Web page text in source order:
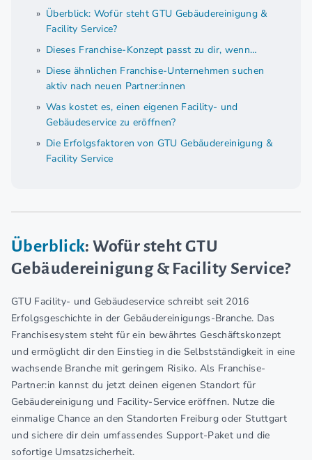
Überblick: Wofür steht GTU Gebäudereinigung &
Facility Service?
Dieses Franchise-Konzept passt zu dir, wenn…
Diese ähnlichen Franchise-Unternehmen suchen
aktiv nach neuen Partner:innen
Was kostet es, einen eigenen Facility- und
Gebäudeservice zu eröffnen?
Die Erfolgsfaktoren von GTU Gebäudereinigung &
Facility Service
Überblick: Wofür steht GTU
Gebäudereinigung & Facility Service?
GTU Facility- und Gebäudeservice schreibt seit 2016
Erfolgsgeschichte in der Gebäudereinigungs-Branche. Das
Franchisesystem steht für ein bewährtes Geschäftskonzept
und ermöglicht dir den Einstieg in die Selbstständigkeit in eine
wachsende Branche mit geringem Risiko. Als Franchise-
Partner:in kannst du jetzt deinen eigenen Standort für
Gebäudereinigung und Facility-Service eröffnen. Nutze die
einmalige Chance an den Standorten Freiburg oder Stuttgart
und sichere dir dein umfassendes Support-Paket und die
sofortige Umsatzsicherheit.